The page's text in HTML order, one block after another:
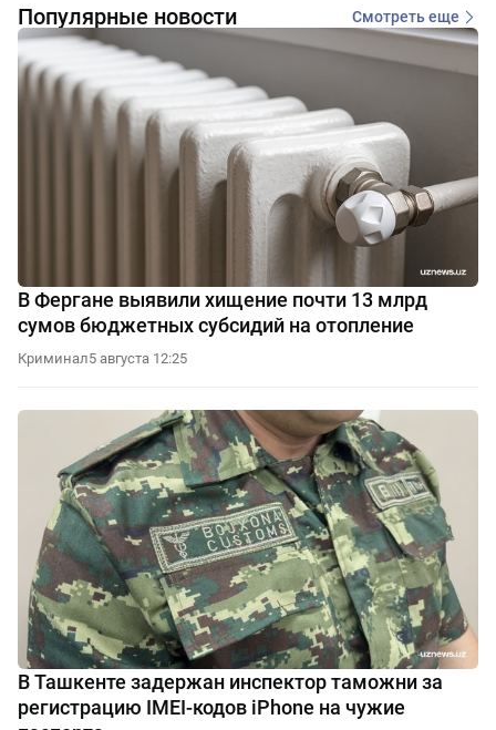
Популярные новости Смотреть еще
В Фергане выявили хищение почти 13 млрд
сумов бюджетных субсидий на отопление
Криминал5 августа 12:25
В Ташкенте задержан инспектор таможни за
регистрацию IMEI-кодов iPhone на чужие